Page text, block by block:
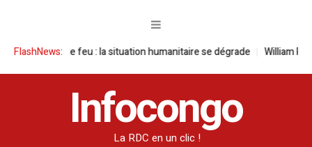
FlashNews:
sous le feu : la situation humanitaire se dégrade William Ruto
Infocongo
La RDC en un clic !